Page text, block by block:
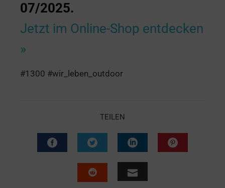
07/2025.
Jetzt im Online-Shop entdecken
»
#1300 #wir_leben_outdoor
TEILEN